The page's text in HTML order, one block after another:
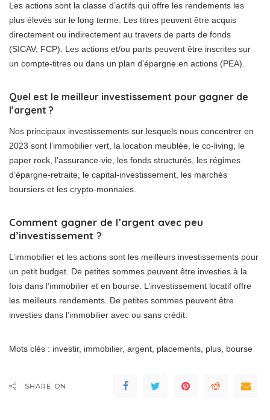
Les actions sont la classe d’actifs qui offre les rendements les
plus élevés sur le long terme. Les titres peuvent être acquis
directement ou indirectement au travers de parts de fonds
(SICAV, FCP). Les actions et/ou parts peuvent être inscrites sur
un compte-titres ou dans un plan d’épargne en actions (PEA).
Quel est le meilleur investissement pour gagner de
l’argent ?
Nos principaux investissements sur lesquels nous concentrer en
2023 sont l’immobilier vert, la location meublée, le co-living, le
paper rock, l’assurance-vie, les fonds structurés, les régimes
d’épargne-retraite, le capital-investissement, les marchés
boursiers et les crypto-monnaies.
Comment gagner de l’argent avec peu
d’investissement ?
L’immobilier et les actions sont les meilleurs investissements pour
un petit budget. De petites sommes peuvent être investies à la
fois dans l’immobilier et en bourse. L’investissement locatif offre
les meilleurs rendements. De petites sommes peuvent être
investies dans l’immobilier avec ou sans crédit.
Mots clés : investir, immobilier, argent, placements, plus, bourse
SHARE ON